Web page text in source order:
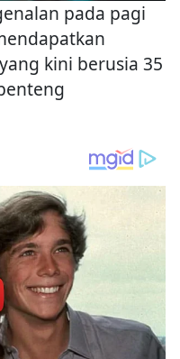
pada pagi
kini berusia 35